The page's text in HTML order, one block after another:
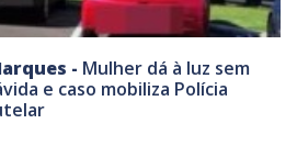
- Mulher dá à luz sem
e caso mobiliza Polícia